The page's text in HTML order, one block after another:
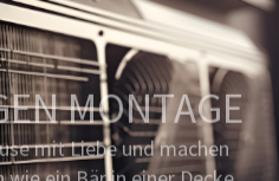
MONTAGE
mit Liebe und machen
ein Bär in einer Decke
klicken Sie bitte hier